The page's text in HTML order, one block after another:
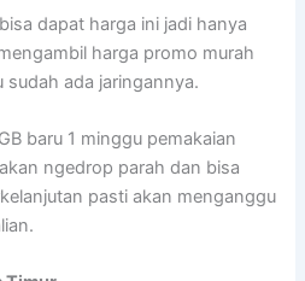
dapat harga ini jadi hanya
harga promo murah
sudah ada jaringannya.
baru 1 minggu pemakaian
ngedrop parah dan bisa
pasti akan menganggu